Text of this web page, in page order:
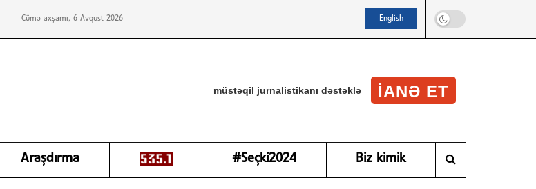
Cümə axşamı, 6 Avqust 2026 English
müstəqil jurnalistikanı dəstəklə IANƏ ET
Araşdırma #Seçki2024 Biz kimik